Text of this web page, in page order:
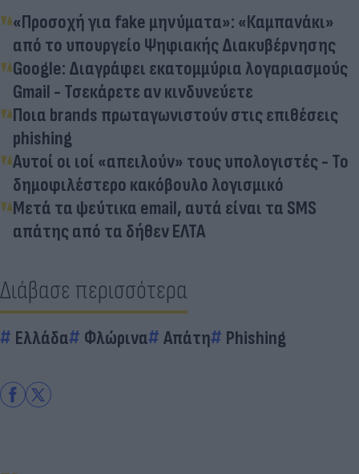
«Προσοχή για fake μηνύματα»: «Καμπανάκι»
από το υπουργείο Ψηφιακής Διακυβέρνησης
Google: Διαγράφει εκατομμύρια λογαριασμούς
Gmail - Τσεκάρετε αν κινδυνεύετε
Ποια brands πρωταγωνιστούν στις επιθέσεις
phishing
Αυτοί οι ιοί «απειλούν» τους υπολογιστές - Το
δημοφιλέστερο κακόβουλο λογισμικό
Μετά τα ψεύτικα email, αυτά είναι τα SMS
απάτης από τα δήθεν ΕΛΤΑ
Διάβασε περισσότερα
Ελλάδα Φλώρινα Απάτη Phishing